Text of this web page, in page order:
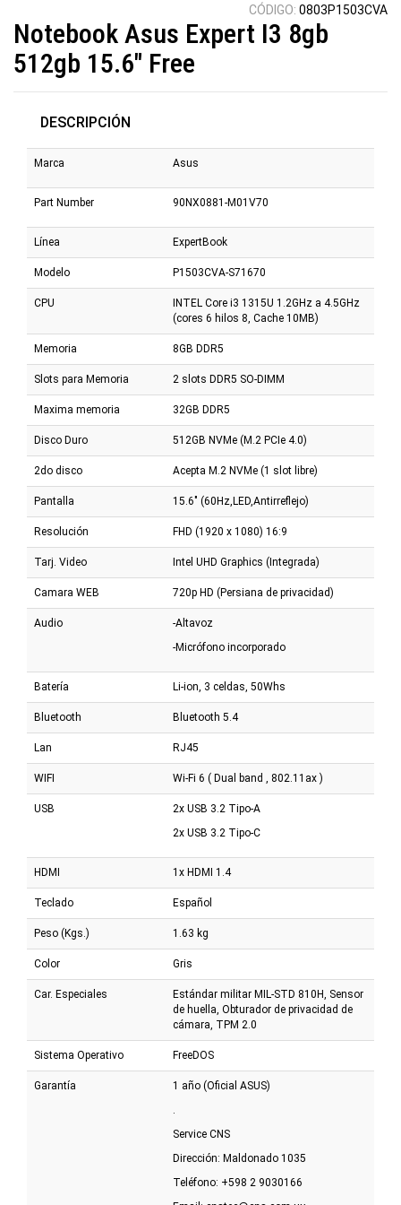
CÓDIGO: 0803P1503CVA
Notebook Asus Expert I3 8gb
512gb 15.6" Free
DESCRIPCIÓN
Marca Asus
Part Number 90NX0881-M01V70
Línea ExpertBook
Modelo P1503CVA-S71670
CPU
INTEL Core i3 1315U 1.2GHz a 4.5GHz
(cores 6 hilos 8, Cache 10MB)
Memoria 8GB DDR5
Slots para Memoria 2 slots DDR5 SO-DIMM
Maxima memoria 32GB DDR5
Disco Duro 512GB NVMe (M.2 PCIe 4.0)
2do disco Acepta M.2 NVMe (1 slot libre)
Pantalla 15.6" (60Hz,LED,Antirreflejo)
Resolución FHD (1920 x 1080) 16:9
Tarj. Video Intel UHD Graphics (Integrada)
Camara WEB 720p HD (Persiana de privacidad)
Audio
-Altavoz
-Micrófono incorporado
Batería Li-ion, 3 celdas, 50Whs
Bluetooth Bluetooth 5.4
Lan RJ45
WIFI Wi-Fi 6 ( Dual band , 802.11ax )
USB
2x USB 3.2 Tipo-A
2x USB 3.2 Tipo-C
HDMI 1x HDMI 1.4
Teclado Español
Peso (Kgs.) 1.63 kg
Color Gris
Car. Especiales
Estándar militar MIL-STD 810H, Sensor
de huella, Obturador de privacidad de
cámara, TPM 2.0
Sistema Operativo FreeDOS
Garantía
1 año (Oficial ASUS)
.
Service CNS
Dirección: Maldonado 1035
Teléfono: +598 2 9030166